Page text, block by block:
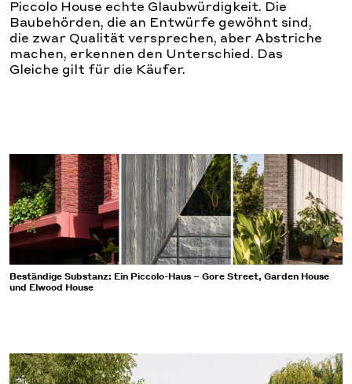
Piccolo House echte Glaubwürdigkeit. Die
Baubehörden, die an Entwürfe gewöhnt sind,
die zwar Qualität versprechen, aber Abstriche
machen, erkennen den Unterschied. Das
Gleiche gilt für die Käufer.
Beständige Substanz: Ein Piccolo-Haus – Gore Street, Garden House
und Elwood House